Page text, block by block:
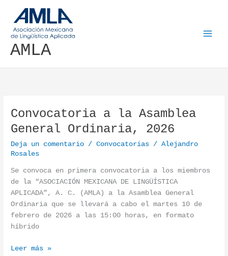
AMLA
Convocatoria a la Asamblea
General Ordinaria, 2026
Deja un comentario /Convocatorias /Alejandro
Rosales
Se convoca en primera convocatoria a los miembros
de la “ASOCIACIÓN MEXICANA DE LINGÜÍSTICA
APLICADA”, A. C. (AMLA) a la Asamblea General
Ordinaria que se llevará a cabo el martes 10 de
febrero de 2026 a las 15:00 horas, en formato
híbrido
Convocatoria a la Asamblea General Ordinaria, 2026
Leer más »